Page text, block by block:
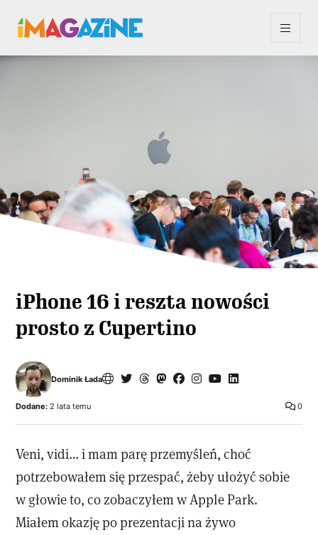
iPhone 16 i reszta nowości
prosto z Cupertino
Dominik Łada
0
Dodane: 2 lata temu
Veni, vidi… i mam parę przemyśleń, choć
potrzebowałem się przespać, żeby ułożyć sobie
w głowie to, co zobaczyłem w Apple Park.
Miałem okazję po prezentacji na żywo